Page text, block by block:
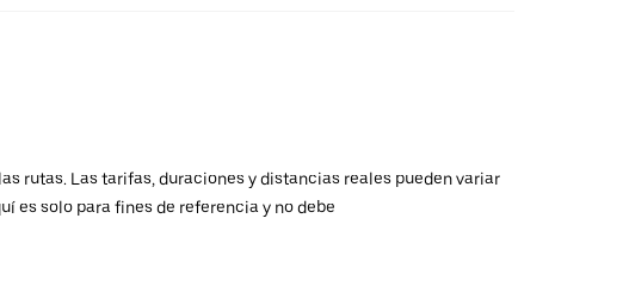
rutas. Las tarifas, duraciones y distancias reales pueden variar
es solo para fines de referencia y no debe